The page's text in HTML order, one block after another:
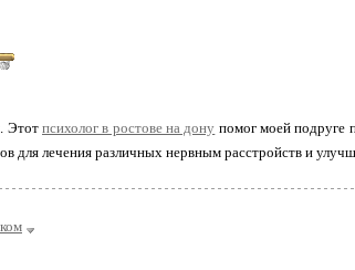
Этот психолог в ростове на дону помог моей подруге
для лечения различных нервным расстройств и